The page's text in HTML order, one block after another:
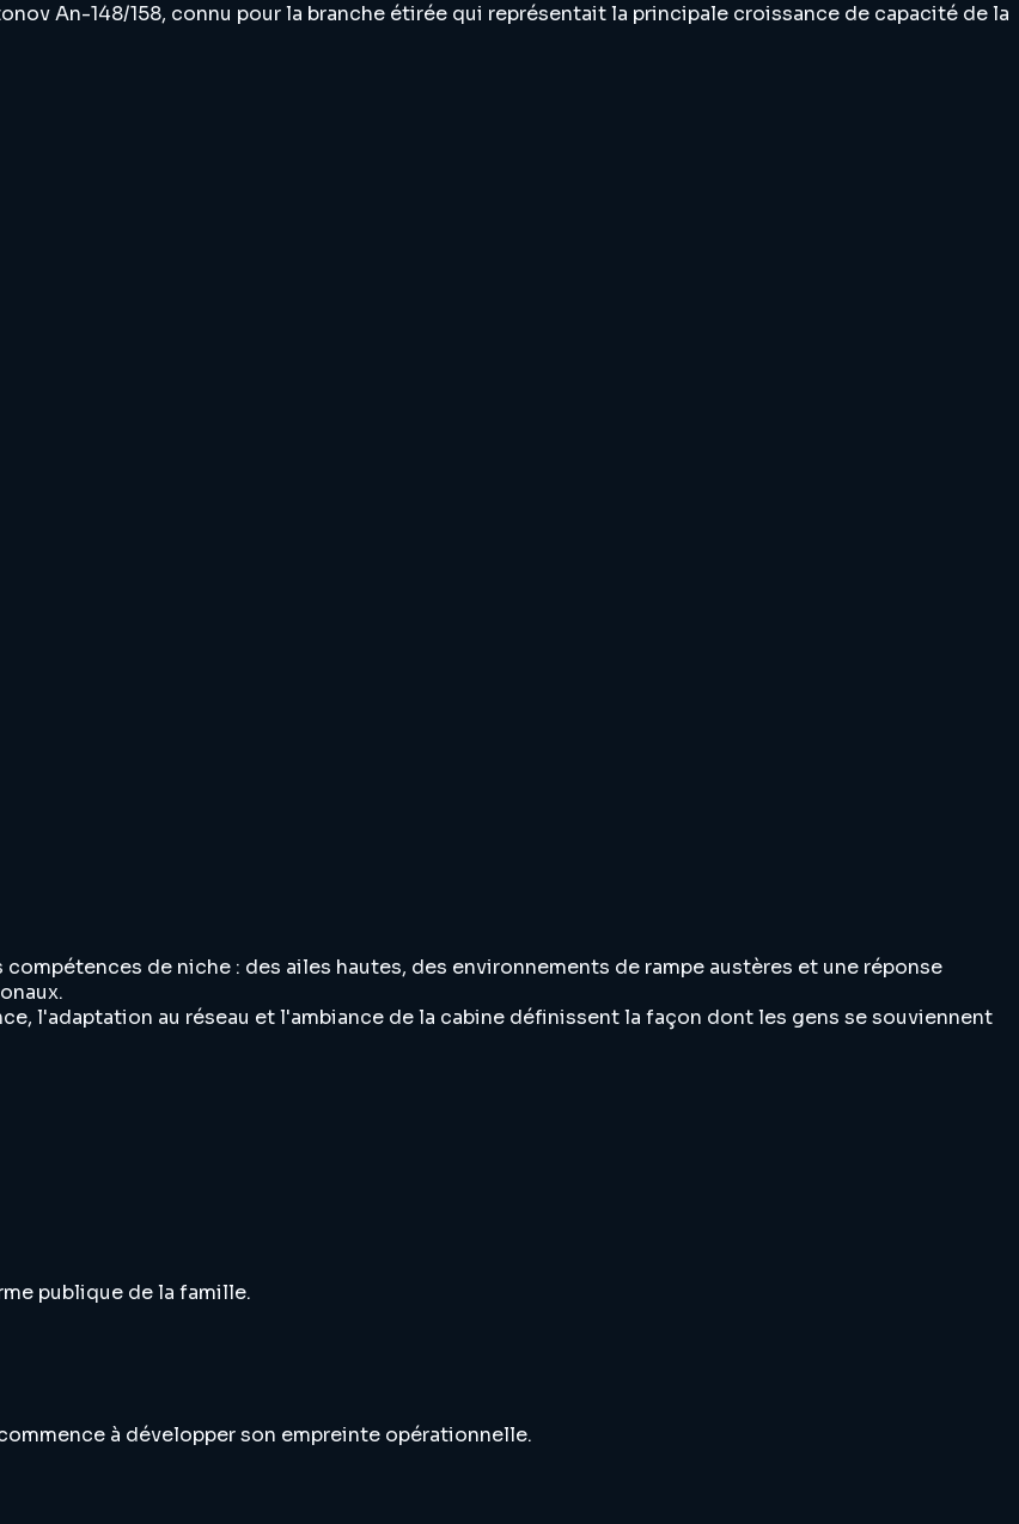
An-148/158, connu pour la branche étirée qui représentait la principale croissance de capacité de la
de niche : des ailes hautes, des environnements de rampe austères et une réponse
l'adaptation au réseau et l'ambiance de la cabine définissent la façon dont les gens se souviennent
publique de la famille.
à développer son empreinte opérationnelle.